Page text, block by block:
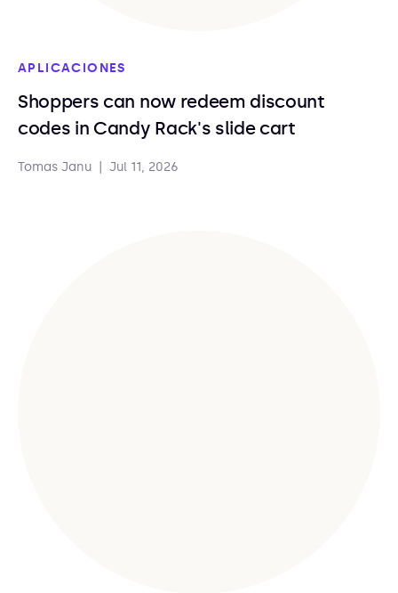
APLICACIONES
Shoppers can now redeem discount
codes in Candy Rack's slide cart
Tomas Janu Jul 11, 2026